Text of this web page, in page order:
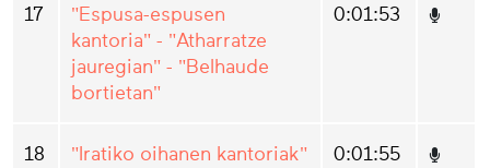
17
"Espusa-espusen
kantoria" - "Atharratze
jauregian" - "Belhaude
bortietan"
0:01:53
18 "Iratiko oihanen kantoriak" 0:01:55